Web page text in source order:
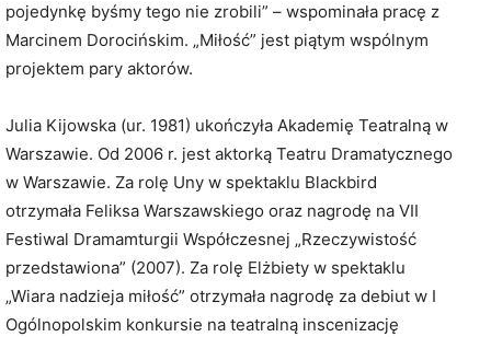
pojedynkę byśmy tego nie zrobili” – wspominała pracę z
Marcinem Dorocińskim. „Miłość” jest piątym wspólnym
projektem pary aktorów.
Julia Kijowska (ur. 1981) ukończyła Akademię Teatralną w
Warszawie. Od 2006 r. jest aktorką Teatru Dramatycznego
w Warszawie. Za rolę Uny w spektaklu Blackbird
otrzymała Feliksa Warszawskiego oraz nagrodę na VII
Festiwal Dramamturgii Współczesnej „Rzeczywistość
przedstawiona” (2007). Za rolę Elżbiety w spektaklu
„Wiara nadzieja miłość” otrzymała nagrodę za debiut w I
Ogólnopolskim konkursie na teatralną inscenizację